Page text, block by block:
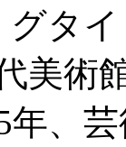
グタ
美術
年、